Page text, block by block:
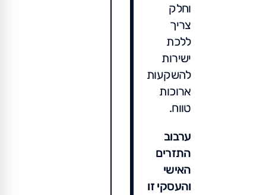
וחלק
צריך
ללכת
ישירות
להשקעות
ארוכות
טווח.
ערבוב
התזרים
האישי
והעסקי זו